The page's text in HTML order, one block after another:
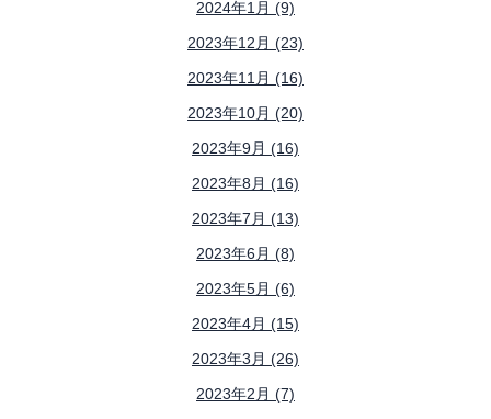
2024年1月 (9)
2023年12月 (23)
2023年11月 (16)
2023年10月 (20)
2023年9月 (16)
2023年8月 (16)
2023年7月 (13)
2023年6月 (8)
2023年5月 (6)
2023年4月 (15)
2023年3月 (26)
2023年2月 (7)